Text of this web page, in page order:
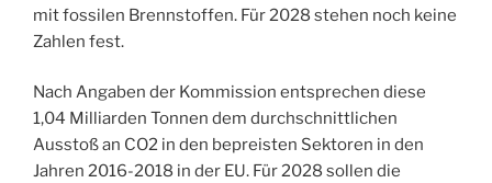
mit fossilen Brennstoffen. Für 2028 stehen noch keine
Zahlen fest.
Nach Angaben der Kommission entsprechen diese
1,04 Milliarden Tonnen dem durchschnittlichen
Ausstoß an CO2 in den bepreisten Sektoren in den
Jahren 2016-2018 in der EU. Für 2028 sollen die